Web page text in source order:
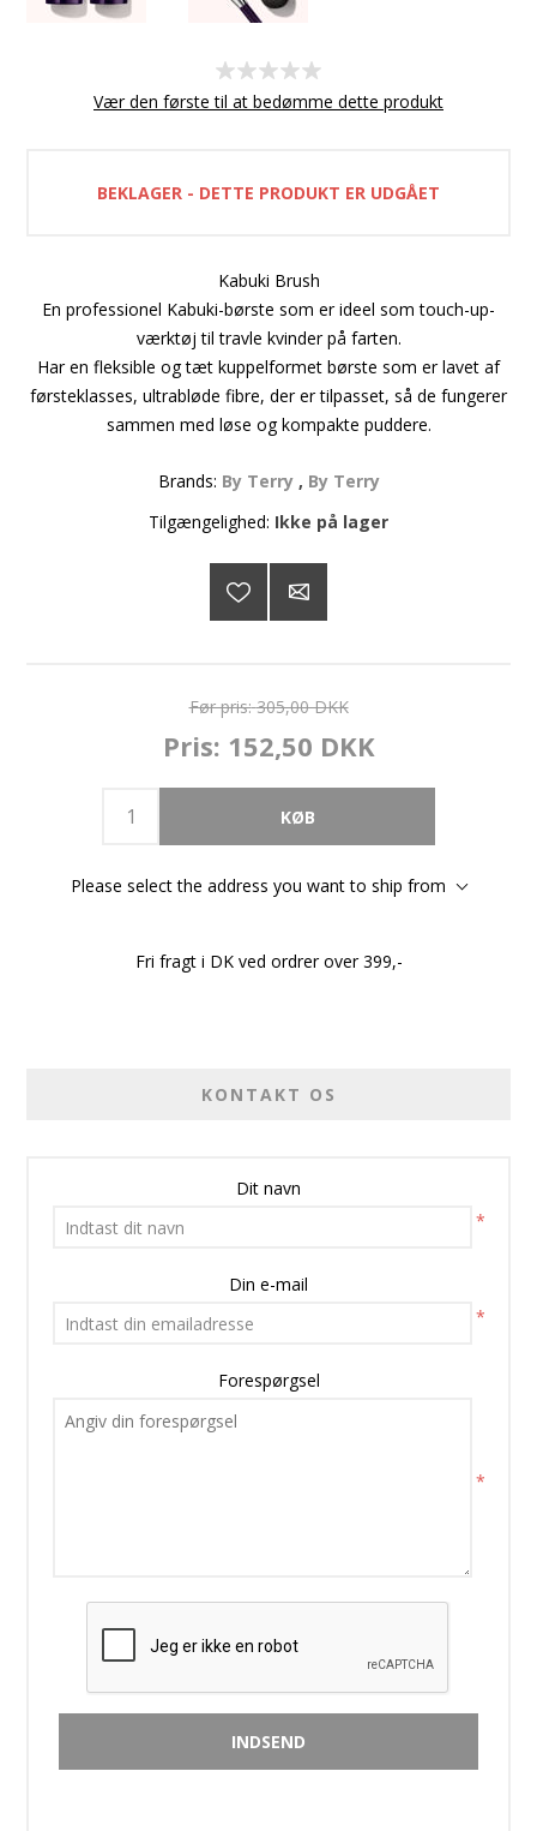
Vær den første til at bedømme dette produkt
BEKLAGER - DETTE PRODUKT ER UDGÅET
Kabuki Brush
En professionel Kabuki-børste som er ideel som touch-up-
værktøj til travle kvinder på farten.
Har en fleksible og tæt kuppelformet børste som er lavet af
førsteklasses, ultrabløde fibre, der er tilpasset, så de fungerer
sammen med løse og kompakte puddere.
Brands: By Terry , By Terry
Tilgængelighed: Ikke på lager
Før pris: 305,00 DKK
Pris: 152,50 DKK
Please select the address you want to ship from
Fri fragt i DK ved ordrer over 399,-
KONTAKT OS
Dit navn
*
Din e-mail
*
Forespørgsel
*